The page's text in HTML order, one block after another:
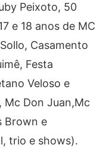
Peixoto, 50
e 18 anos de MC
Casamento
Festa
Veloso e
Mc Don Juan,Mc
Brown e
trio e shows).